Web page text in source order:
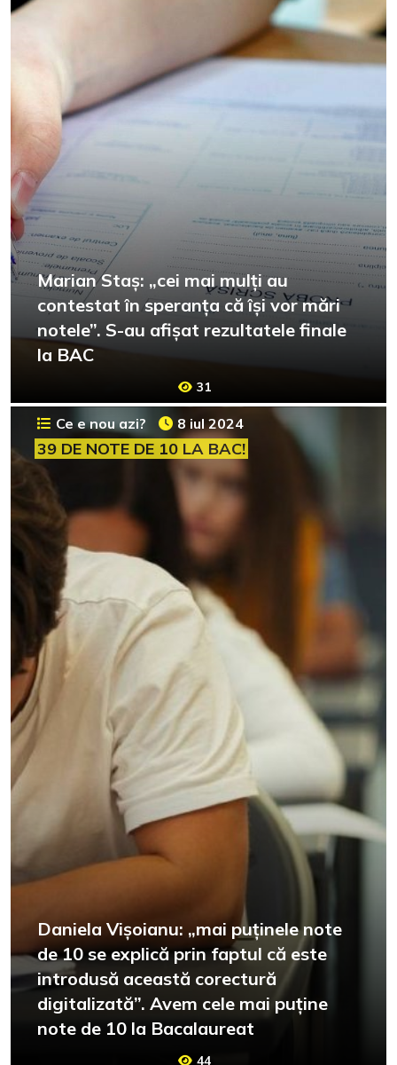
Marian Staș: „cei mai mulți au
contestat în speranța că își vor mări
notele”. S-au afișat rezultatele finale
la BAC
31
Ce e nou azi? 8 iul 2024
39 DE NOTE DE 10 LA BAC!
Daniela Vișoianu: „mai puținele note
de 10 se explică prin faptul că este
introdusă această corectură
digitalizată”. Avem cele mai puține
note de 10 la Bacalaureat
44